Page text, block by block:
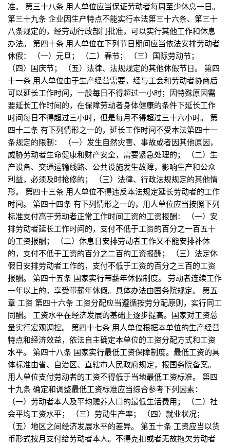
准。 第三十八条 用人单位应当保证劳动者每周至少休息一日。
第三十九条 企业因生产特点不能实行本法第三十六条、第三十
八条规定的，经劳动行政部门批准，可以实行其他工作和休息
办法。 第四十条 用人单位在下列节日期间应当依法安排劳动者
休假： （一）元旦； （二）春节； （三）国际劳动节；
（四）国庆节； （五）法律、法规规定的其他休假节日。 第四
十一条 用人单位由于生产经营需要，经与工会和劳动者协商后
可以延长工作时间，一般每日不得超过一小时；因特殊原因需
要延长工作时间的，在保障劳动者身体健康的条件下延长工作
时间每日不得超过三小时，但是每月不得超过三十六小时。 第
四十二条 有下列情形之一的，延长工作时间不受本法第四十一
条规定的限制： （一）发生自然灾害、事故或者因其他原因，
威胁劳动者生命健康和财产安全，需要紧急处理的； （二）生
产设备、交通运输线路、公共设施发生故障，影响生产和公众
利益，必须及时抢修的； （三）法律、行政法规规定的其他情
形。 第四十三条 用人单位不得违反本法规定延长劳动者的工作
时间。 第四十四条 有下列情形之一的，用人单位应当按照下列
标准支付高于劳动者正常工作时间工资的工资报酬： （一）安
排劳动者延长工作时间的，支付不低于工资的百分之一百五十
的工资报酬； （二）休息日安排劳动者工作又不能安排补休
的，支付不低于工资的百分之二百的工资报酬； （三）法定休
假日安排劳动者工作的，支付不低于工资的百分之三百的工资
报酬。 第四十五条 国家实行带薪年休假制度。 劳动者连续工作
一年以上的，享受带薪年休假。具体办法由国务院规定。 第五
章 工资 第四十六条 工资分配应当遵循按劳分配原则，实行同工
同酬。 工资水平在经济发展的基础上逐步提高。国家对工资总
量实行宏观调控。 第四十七条 用人单位根据本单位的生产经营
特点和经济效益，依法自主确定本单位的工资分配方式和工资
水平。 第四十八条 国家实行最低工资保障制度。最低工资的具
体标准由省、自治区、直辖市人民政府规定，报国务院备案。
用人单位支付劳动者的工资不得低于当地最低工资标准。 第四
十九条 确定和调整最低工资标准应当综合参考下列因素：
（一）劳动者本人及平均赡养人口的最低生活费用； （二）社
会平均工资水平； （三）劳动生产率； （四）就业状况；
（五）地区之间经济发展水平的差异。 第五十条 工资应当以货
币形式按月支付给劳动者本人。不得克扣或者无故拖欠劳动者